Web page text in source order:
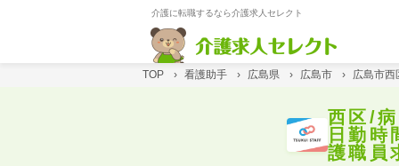
介護に転職するなら介護求人セレクト
TOP › 看護助手 › 広島県 › 広島市 › 広島市西
西区/
日勤時
護職員